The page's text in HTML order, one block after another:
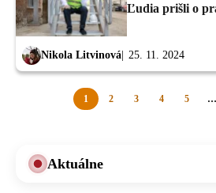
Ľudia prišli o
Nikola Litvinová 25. 11. 2024
1 2 3 4 5 …
Aktuálne